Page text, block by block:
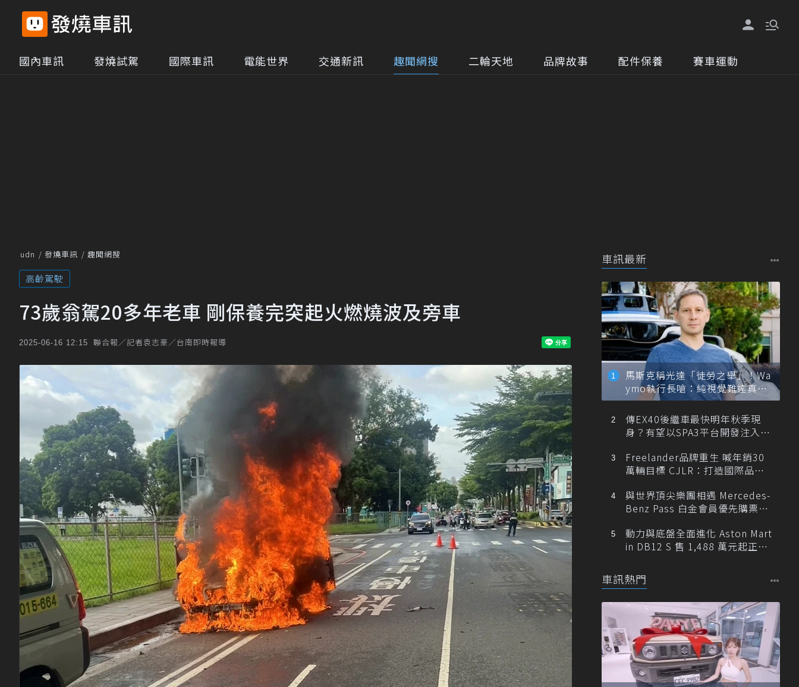
國內車訊 發燒試駕 國際車訊 電能世界 交通新訊 趣聞網搜 二輪天地 品牌故事 配件保養 賽車運動
udn 發燒車訊 趣聞網搜
高齡駕駛
73歲翁駕20多年老車 剛保養完突起火燃燒波及旁車
2025-06-16 12:15 聯合報／記者袁志豪／台南即時報導
車訊最新
馬斯克稱光達「徒勞之舉」！Wa
ymo執行長嗆：純視覺難達真正
自動駕駛
傳EX40後繼車最快明年秋季現
身？有望以SPA3平台開發注入80
Freelander品牌重生 喊年銷30
萬輛目標 CJLR：打造國際品牌
與世界頂尖樂團相遇 Mercedes-
Benz Pass 白金會員優先購票維
動力與底盤全面進化 Aston Mart
in DB12 S 售 1,488 萬元起正式
車訊熱門